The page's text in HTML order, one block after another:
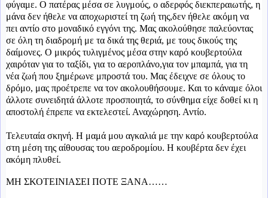
φύγαμε. Ο πατέρας μέσα σε λυγμούς, ο αδερφός διεκπεραιωτής, η
μάνα δεν ήθελε να αποχωριστεί τη ζωή της,δεν ήθελε ακόμη να
πει αντίο στο μοναδικό εγγόνι της. Μας ακολούθησε παλεύοντας
σε όλη τη διαδρομή με τα δικά της θεριά, με τους δικούς της
δαίμονες. Ο μικρός τυλιγμένος μέσα στην καρό κουβερτούλα
χαιρόταν για το ταξίδι, για το αεροπλάνο,για τον μπαμπά, για τη
νέα ζωή που ξημέρωνε μπροστά του. Μας έδειχνε σε όλους το
δρόμο, μας προέτρεπε να τον ακολουθήσουμε. Και το κάναμε όλοι
άλλοτε συνειδητά άλλοτε προσποιητά, το σύνθημα είχε δοθεί κι η
αποστολή έπρεπε να εκτελεστεί. Αναχώρηση. Αντίο.
Τελευταία σκηνή. Η μαμά μου αγκαλιά με την καρό κουβερτούλα
στη μέση της αίθουσας του αεροδρομίου. Η κουβέρτα δεν έχει
ακόμη πλυθεί.
ΜΗ ΣΚΟΤΕΙΝΙΑΣΕΙ ΠΟΤΕ ΞΑΝΑ……